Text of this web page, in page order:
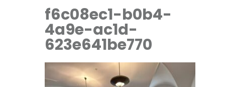
f6c08ec1-b0b4-
4a9e-ac1d-
623e641be770